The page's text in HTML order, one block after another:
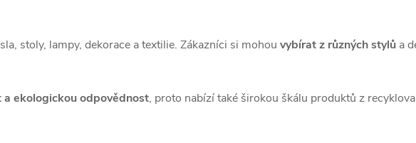
stoly, lampy, dekorace a textilie. Zákazníci si mohou vybírat z různých stylů a
ekologickou odpovědnost, proto nabízí také širokou škálu produktů z